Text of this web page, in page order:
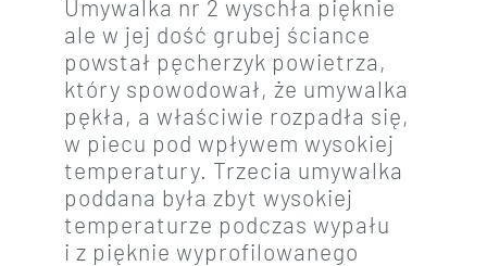
Umywalka nr 2 wyschła pięknie
ale w jej dość grubej ściance
powstał pęcherzyk powietrza,
który spowodował, że umywalka
pękła, a właściwie rozpadła się,
w piecu pod wpływem wysokiej
temperatury. Trzecia umywalka
poddana była zbyt wysokiej
temperaturze podczas wypału
i z pięknie wyprofilowanego